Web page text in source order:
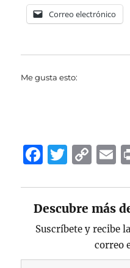
Correo electrónico
Me gusta esto:
F
c
e
b
T
it
te
r
C
p
y
Li
n
E
l
Descubre más
Suscríbete y recibe
correo
Escribe tu correo electrónico…